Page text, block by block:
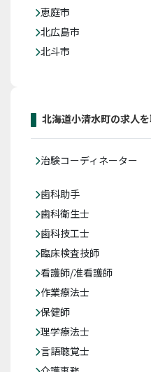
恵庭市
北広島市
北斗市
北海道小清水町の求人
治験コーディネーター
歯科助手
歯科衛生士
歯科技工士
臨床検査技師
看護師/准看護師
作業療法士
保健師
理学療法士
言語聴覚士